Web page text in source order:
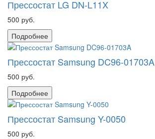
Прессостат LG DN-L11X
500 руб.
Подробнее
Прессостат Samsung DC96-01703A
500 руб.
Подробнее
Прессостат Samsung Y-0050
500 руб.